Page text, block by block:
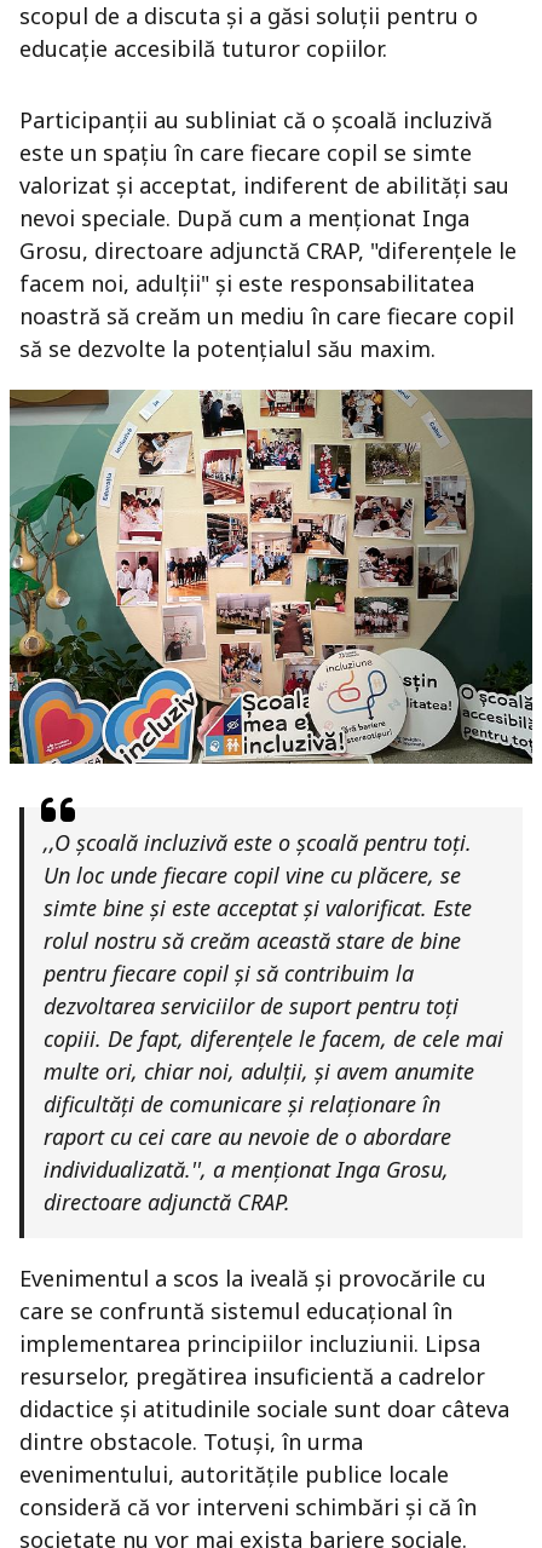
scopul de a discuta și a găsi soluții pentru o
educație accesibilă tuturor copiilor.
Participanții au subliniat că o școală incluzivă
este un spațiu în care fiecare copil se simte
valorizat și acceptat, indiferent de abilități sau
nevoi speciale. După cum a menționat Inga
Grosu, directoare adjunctă CRAP, "diferențele le
facem noi, adulții" și este responsabilitatea
noastră să creăm un mediu în care fiecare copil
să se dezvolte la potențialul său maxim.
,,O școală incluzivă este o școală pentru toți.
Un loc unde fiecare copil vine cu plăcere, se
simte bine și este acceptat și valorificat. Este
rolul nostru să creăm această stare de bine
pentru fiecare copil și să contribuim la
dezvoltarea serviciilor de suport pentru toți
copiii. De fapt, diferențele le facem, de cele mai
multe ori, chiar noi, adulții, și avem anumite
dificultăți de comunicare și relaționare în
raport cu cei care au nevoie de o abordare
individualizată.'', a menționat Inga Grosu,
directoare adjunctă CRAP.
Evenimentul a scos la iveală și provocările cu
care se confruntă sistemul educațional în
implementarea principiilor incluziunii. Lipsa
resurselor, pregătirea insuficientă a cadrelor
didactice și atitudinile sociale sunt doar câteva
dintre obstacole. Totuși, în urma
evenimentului, autoritățile publice locale
consideră că vor interveni schimbări și că în
societate nu vor mai exista bariere sociale.